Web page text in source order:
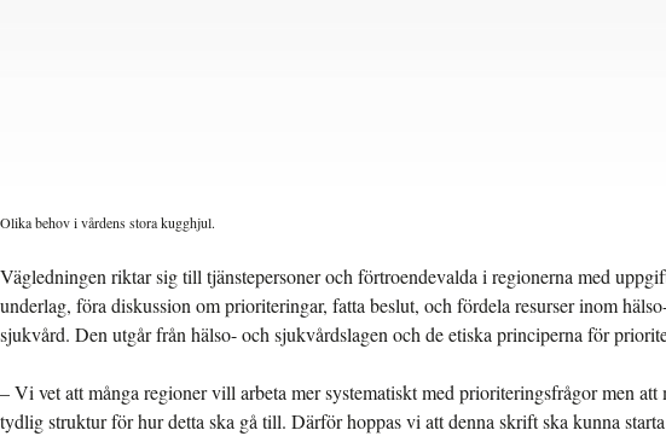
Olika behov i vårdens stora kugghjul.
Vägledningen riktar sig till tjänstepersoner och förtroendevalda i regionerna med
underlag, föra diskussion om prioriteringar, fatta beslut, och fördela resurser inom
sjukvård. Den utgår från hälso- och sjukvårdslagen och de etiska principerna för
– Vi vet att många regioner vill arbeta mer systematiskt med prioriteringsfrågor men att
tydlig struktur för hur detta ska gå till. Därför hoppas vi att denna skrift ska kunna